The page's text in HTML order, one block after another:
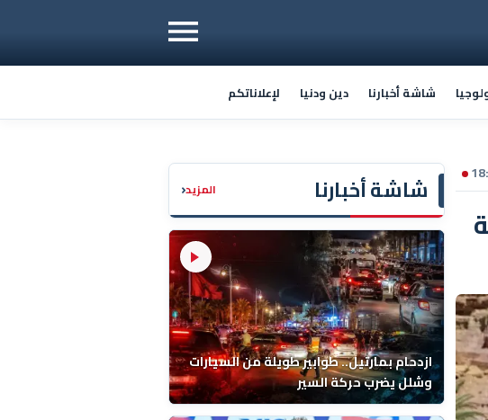
شاشة أخبارنا دين ودنيا لإعلاناتكم
شاشة أخبارنا المزيد‹
ازدحام بمارتيل.. طوابير طويلة من السيارات
وشلل يضرب حركة السير